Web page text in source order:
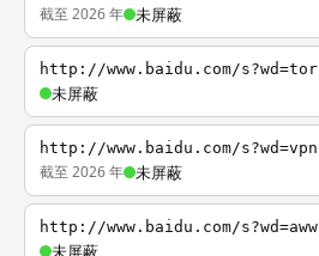
截至 2026 年 未屏蔽
http://www.baidu.com/s?wd=tor
未屏蔽
http://www.baidu.com/s?wd=vpn
截至 2026 年 未屏蔽
http://www.baidu.com/s?wd=aww
未屏蔽